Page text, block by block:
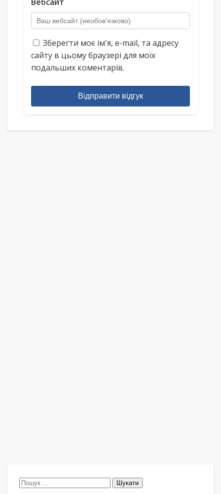
Зберегти моє ім'я, e-mail, та адресу
сайту в цьому браузері для моїх
подальших коментарів.
Відправити відгук
Пошук: